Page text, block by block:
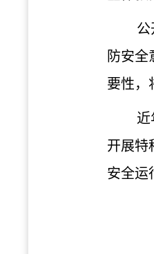
公
防安
要性，
近
开展特
安全运